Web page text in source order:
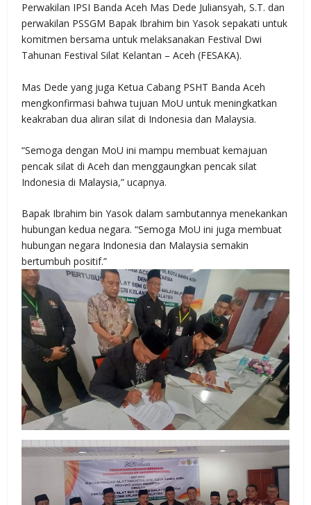
Perwakilan IPSI Banda Aceh Mas Dede Juliansyah, S.T. dan
perwakilan PSSGM Bapak Ibrahim bin Yasok sepakati untuk
komitmen bersama untuk melaksanakan Festival Dwi
Tahunan Festival Silat Kelantan – Aceh (FESAKA).
Mas Dede yang juga Ketua Cabang PSHT Banda Aceh
mengkonfirmasi bahwa tujuan MoU untuk meningkatkan
keakraban dua aliran silat di Indonesia dan Malaysia.
“Semoga dengan MoU ini mampu membuat kemajuan
pencak silat di Aceh dan menggaungkan pencak silat
Indonesia di Malaysia,” ucapnya.
Bapak Ibrahim bin Yasok dalam sambutannya menekankan
hubungan kedua negara. “Semoga MoU ini juga membuat
hubungan negara Indonesia dan Malaysia semakin
bertumbuh positif.”